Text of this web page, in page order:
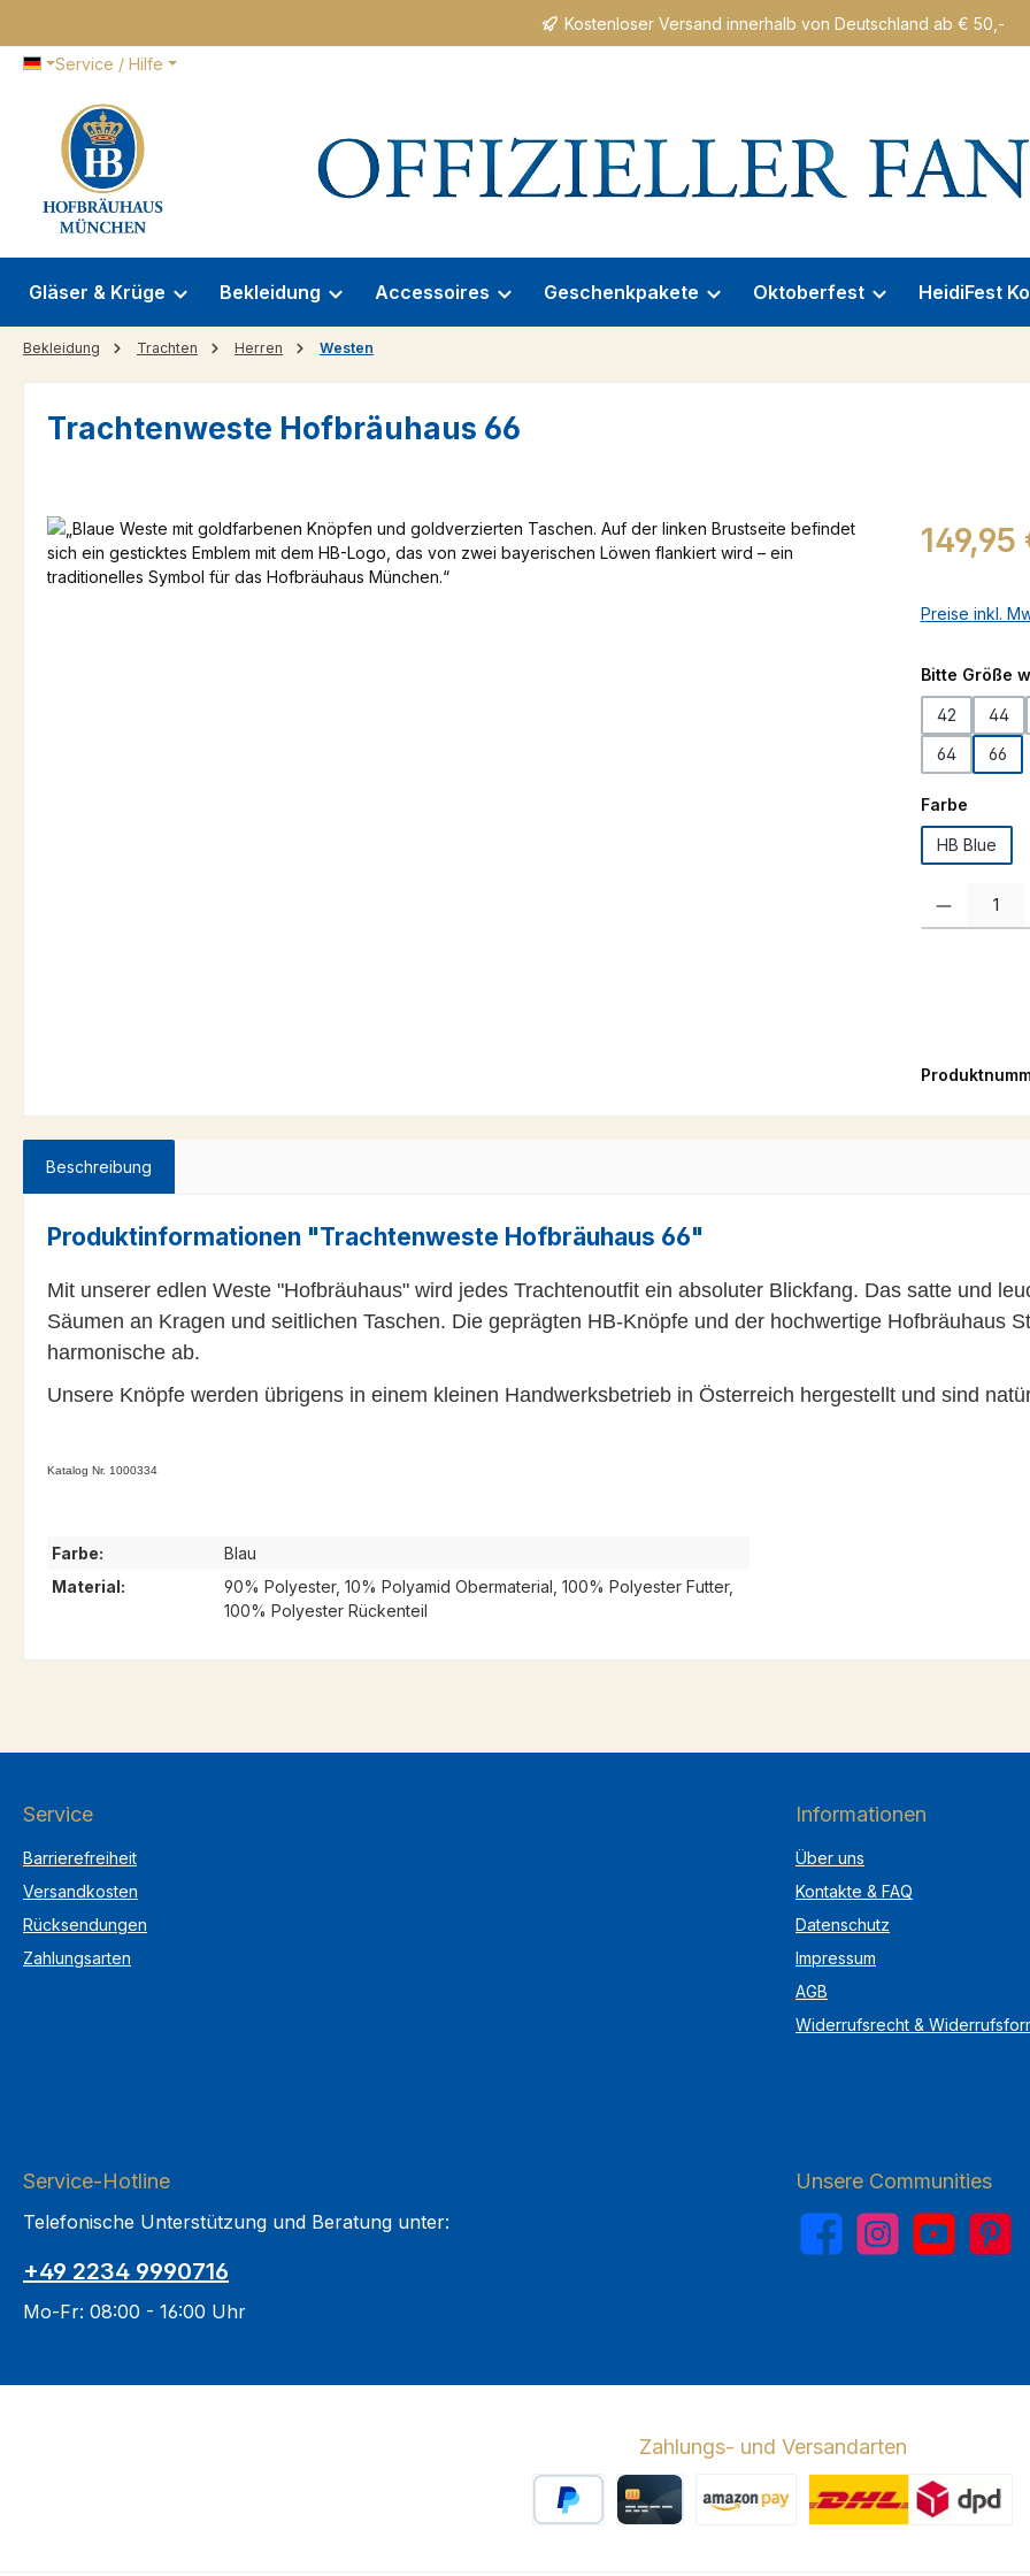
Kostenloser Versand innerhalb von Deutschland ab € 50,-
Service / Hilfe
Gläser & Krüge Bekleidung Accessoires Geschenkpakete Oktoberfest HeidiFest
Bekleidung Trachten Herren Westen
Trachtenweste Hofbräuhaus 66
Bildergalerie überspringen Regulärer
149,95
Preise inkl.
Bitte Größe
42 44
64
66
Farbe
HB Blue
Produkt
Beschreibung
Produktinformationen "Trachtenweste Hofbräuhaus 66"
Mit unserer edlen Weste "Hofbräuhaus" wird jedes Trachtenoutfit ein absoluter Blickfang. Das satte und
Säumen an Kragen und seitlichen Taschen. Die geprägten HB-Knöpfe und der hochwertige Hofbräuhaus
harmonische ab.
Unsere Knöpfe werden übrigens in einem kleinen Handwerksbetrieb in Österreich hergestellt und sind
Katalog Nr. 1000334
Farbe:
Blau
Material:
90% Polyester, 10% Polyamid Obermaterial, 100% Polyester Futter,
100% Polyester Rückenteil
Service
Barrierefreiheit
Versandkosten
Rücksendungen
Zahlungsarten
Informationen
Über uns
Kontakte & FAQ
Datenschutz
Impressum
AGB
Widerrufsrecht &
Service-Hotline
Telefonische Unterstützung und Beratung unter:
+49 2234 9990716
Mo-Fr: 08:00 - 16:00 Uhr
Unsere Communities
FacebookInstagramYouTubePinterest
Zahlungs- und Versandarten